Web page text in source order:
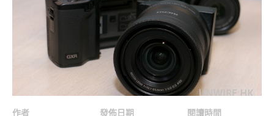
作者
發佈日期
閱讀時間